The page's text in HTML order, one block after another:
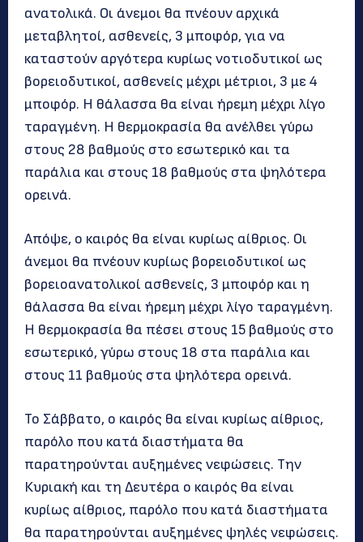
ανατολικά. Οι άνεμοι θα πνέουν αρχικά
μεταβλητοί, ασθενείς, 3 μποφόρ, για να
καταστούν αργότερα κυρίως νοτιοδυτικοί ως
βορειοδυτικοί, ασθενείς μέχρι μέτριοι, 3 με 4
μποφόρ. Η θάλασσα θα είναι ήρεμη μέχρι λίγο
ταραγμένη. Η θερμοκρασία θα ανέλθει γύρω
στους 28 βαθμούς στο εσωτερικό και τα
παράλια και στους 18 βαθμούς στα ψηλότερα
ορεινά.
Απόψε, ο καιρός θα είναι κυρίως αίθριος. Οι
άνεμοι θα πνέουν κυρίως βορειοδυτικοί ως
βορειοανατολικοί ασθενείς, 3 μποφόρ και η
θάλασσα θα είναι ήρεμη μέχρι λίγο ταραγμένη.
Η θερμοκρασία θα πέσει στους 15 βαθμούς στο
εσωτερικό, γύρω στους 18 στα παράλια και
στους 11 βαθμούς στα ψηλότερα ορεινά.
Το Σάββατο, ο καιρός θα είναι κυρίως αίθριος,
παρόλο που κατά διαστήματα θα
παρατηρούνται αυξημένες νεφώσεις. Την
Κυριακή και τη Δευτέρα ο καιρός θα είναι
κυρίως αίθριος, παρόλο που κατά διαστήματα
θα παρατηρούνται αυξημένες ψηλές νεφώσεις.